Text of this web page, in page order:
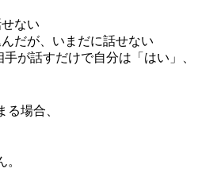
ない
だが、いまだに話せない
が話すだけで自分は「はい」
場合、